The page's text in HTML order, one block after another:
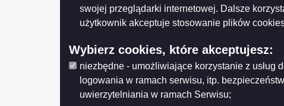
swojej przeglądarki internetowej. Dalsze
użytkownik akceptuje stosowanie plików
Wybierz cookies, które akceptujesz:
niezbędne - umożliwiające korzystanie z usług
logowania w ramach serwisu, itp.
uwierzytelniania w ramach Serwisu;
Protokół nr 41/2014 KSSiB
Protokół nr 40/2013 KSSiB
Protokół nr 38/2013 KSSiB
Protokół nr 37/2013 KSSiB
Protokół nr 36/2013 KSSiB
Historia